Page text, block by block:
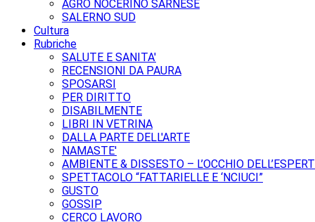
AGRO NOCERINO SARNESE
SALERNO SUD
Cultura
Rubriche
SALUTE E SANITA'
RECENSIONI DA PAURA
SPOSARSI
PER DIRITTO
DISABILMENTE
LIBRI IN VETRINA
DALLA PARTE DELL'ARTE
NAMASTE'
AMBIENTE & DISSESTO – L’OCCHIO
SPETTACOLO “FATTARIELLE E ‘NCIUCI”
GUSTO
GOSSIP
CERCO LAVORO